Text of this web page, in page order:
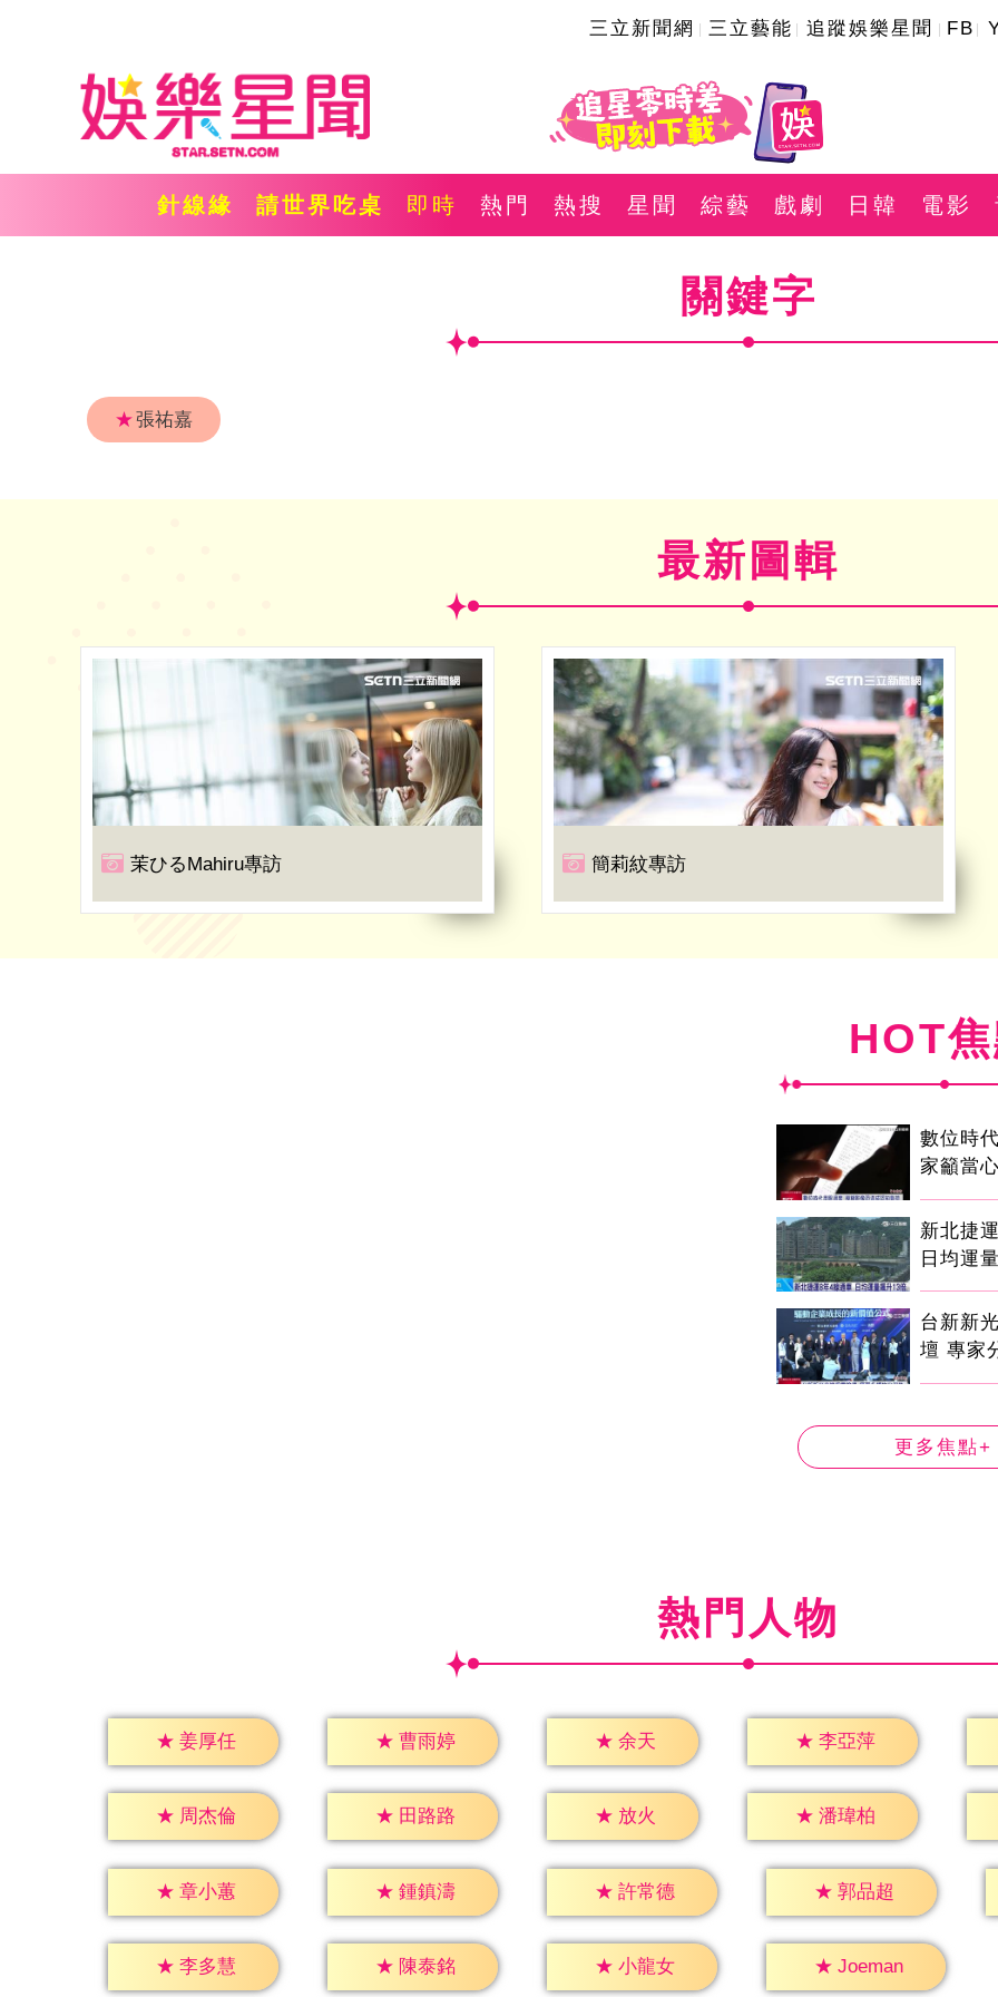
三立新聞網 三立藝能 追蹤娛樂星聞 FB
針線緣 請世界吃桌 即時 熱門 熱搜 星聞 綜藝 戲劇 日韓 電影
關鍵字
★張祐嘉
最新圖輯
茉ひるMahiru專訪 簡莉紋專訪
HOT
數位時
家籲當
新北捷
日均運
台新新
壇 專家
更多焦點+
熱門人物
★ 姜厚任 ★ 曹雨婷 ★ 余天 ★ 李亞萍
★ 周杰倫 ★ 田路路 ★ 放火 ★ 潘瑋柏
★ 章小蕙 ★ 鍾鎮濤 ★ 許常德 ★ 郭品超
★ 李多慧 ★ 陳泰銘 ★ 小龍女 ★ Joeman